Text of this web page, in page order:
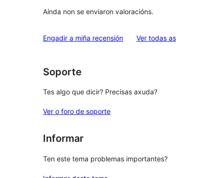
Aínda non se enviaron valoracións.
Engadir a miña recensión Ver todas asvaloracións
Soporte
Tes algo que dicir? Precisas axuda?
Ver o foro de soporte
Informar
Ten este tema problemas importantes?